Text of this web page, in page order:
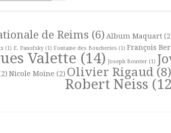
de Reims (6) Album Maquart
(1) E. Panofsky(1) Fontaine des Boucheries (1) François
Valette (14) Joseph Bouvier (1)
Nicole Moine (2) Olivier Rigaud(8)
Robert Neiss